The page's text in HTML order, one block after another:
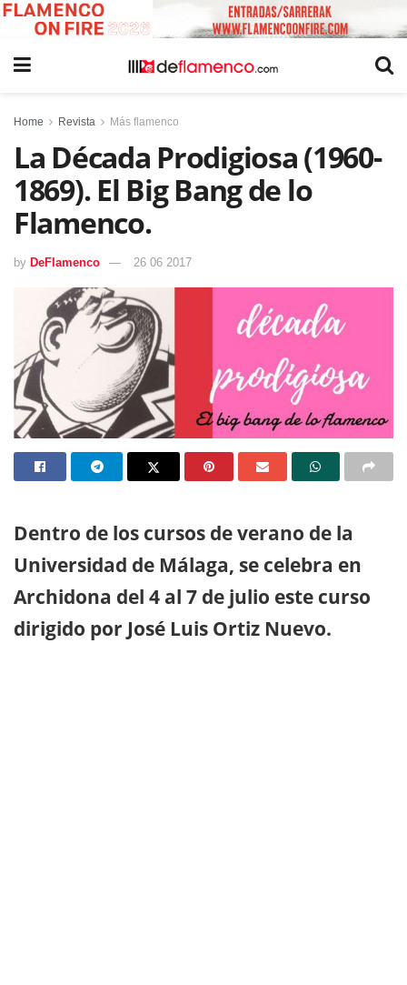
Home Revista Más flamenco
La Década Prodigiosa (1960-
1869). El Big Bang de lo
Flamenco.
by DeFlamenco 26 06 2017
Dentro de los cursos de verano de la
Universidad de Málaga, se celebra en
Archidona del 4 al 7 de julio este curso
dirigido por José Luis Ortiz Nuevo.